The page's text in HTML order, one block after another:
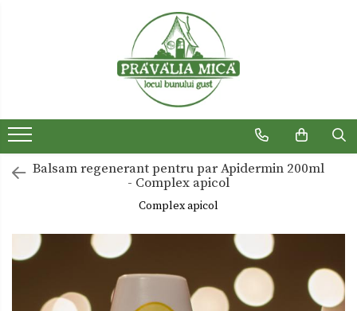
Dulceturi fara zahar
Dulciuri de casa
Otet
Paste
Balsam regenerant pentru par Apidermin 200ml
- Complex apicol
Complex apicol